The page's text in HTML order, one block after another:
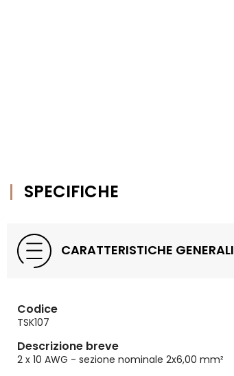
SPECIFICHE
CARATTERISTICHE GENERALI
Codice
TSK107
Descrizione breve
2 x 10 AWG - sezione nominale 2x6,00 mm²